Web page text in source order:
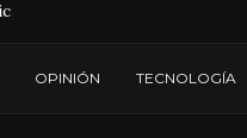
OPINIÓN TECNOLOGÍA